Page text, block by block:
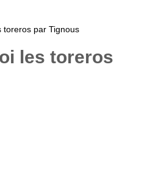
toreros par Tignous
les toreros